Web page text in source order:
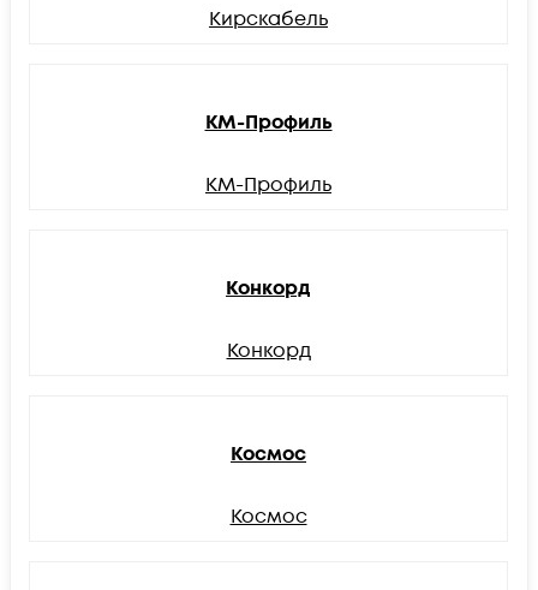
Кирскабель
КМ-Профиль
КМ-Профиль
Конкорд
Конкорд
Космос
Космос